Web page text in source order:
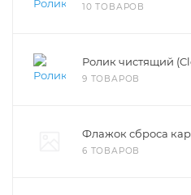
10 ТОВАРОВ
Ролик чистящий
9 ТОВАРОВ
Флажок сброса
6 ТОВАРОВ